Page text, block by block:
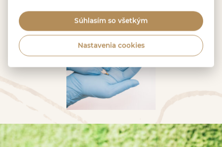
Súhlasím so všetkým
Nastavenia cookies